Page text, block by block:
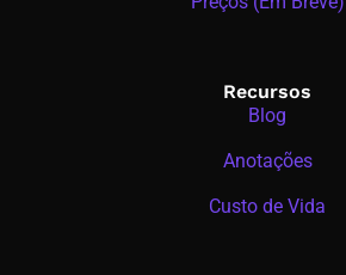
Recursos
Blog
Anotações
Custo de Vida